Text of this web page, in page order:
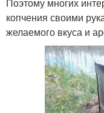
копчения своими
желаемого вкуса и